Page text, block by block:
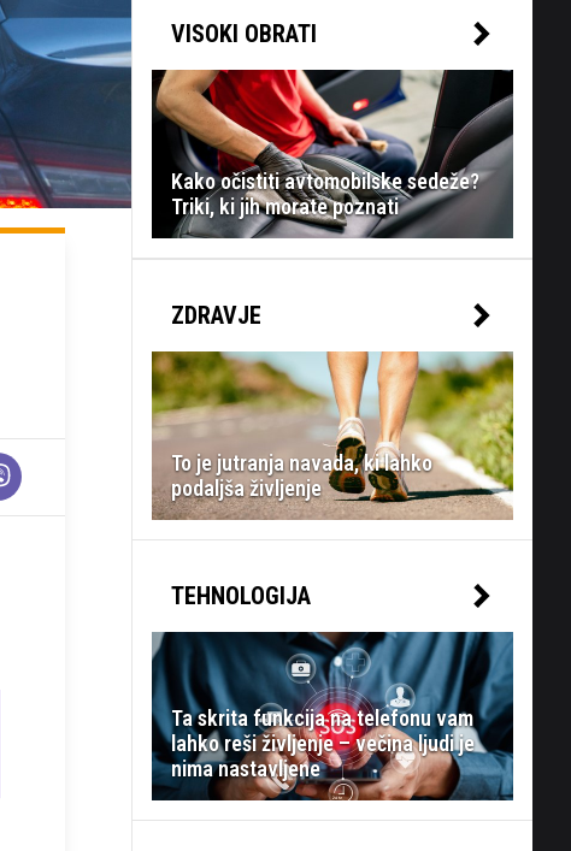
VISOKI OBRATI
Kako očistiti avtomobilske sedeže?
Triki, ki jih morate poznati
ZDRAVJE
To je jutranja navada, ki lahko
podaljša življenje
TEHNOLOGIJA
Ta skrita funkcija na telefonu vam
lahko reši življenje – večina ljudi je
nima nastavljene